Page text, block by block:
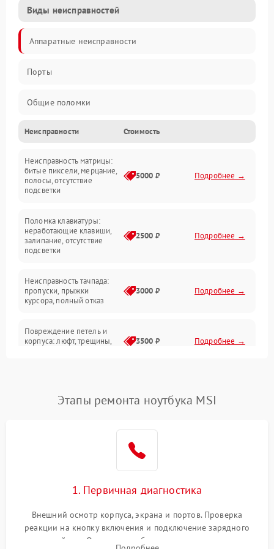
Виды неисправностей
Аппаратные неисправности
Порты
Общие поломки
Устройства
Программные ошибки
Электрические и системные сбои
Интерфейсные проблемы
Батарея
Сеть и интернет
Неисправности Стоимость
Неисправность матрицы:
битые пиксели, мерцание,
полосы, отсутствие
подсветки
5000 ₽ Подробнее →
Поломка клавиатуры:
неработающие клавиши,
залипание, отсутствие
подсветки
2500 ₽ Подробнее →
Неисправность тачпада:
пропуски, прыжки
курсора, полный отказ
3000 ₽ Подробнее →
Повреждение петель и
корпуса: люфт, трещины,
3500 ₽ Подробнее →
невозможность зарядки,
2500 ₽ Подробнее →
2000 ₽
Перегрев из‑за пыли,
неисправности кулера
Выход из строя SSD или
Этапы ремонта ноутбука MSI
1. Первичная диагностика
Внешний осмотр корпуса, экрана и портов. Проверка
реакции на кнопку включения и подключение зарядного
устройства. Оценка потребления тока с помощью